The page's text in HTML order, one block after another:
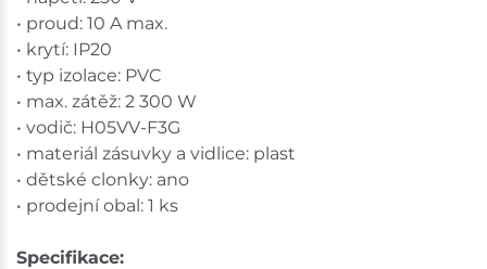
• proud: 10 A max.
• krytí: IP20
• typ izolace: PVC
• max. zátěž: 2 300 W
• vodič: H05VV-F3G
• materiál zásuvky a vidlice: plast
• dětské clonky: ano
• prodejní obal: 1 ks
Specifikace: